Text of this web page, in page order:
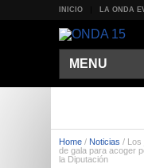
INICIO LA ONDA
MENU
Home / Noticias / Los
de gala para acoger
la Diputación